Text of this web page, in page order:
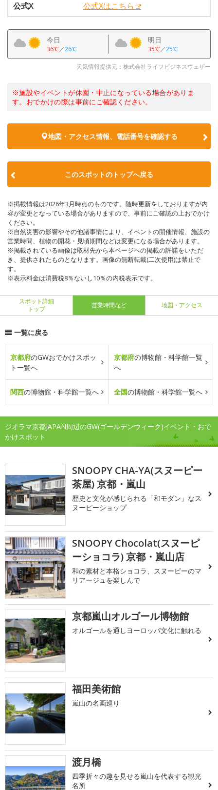
公式X
公式Xはこちら
今日
36℃／26℃
明日
35℃／25℃
天気情報提供元：株式会社ライフビジネスウェザー
※施設やイベントが休園・中止になっている場合がありま
す。おでかけの際は事前にご確認ください。
地図・アクセス情報、電話番号を確認する
このスポットのトップへ戻る
※掲載情報は2026年3月時点のものです。随時更新をしておりますが内
容が変更となっている場合がありますので、事前にご確認の上おでかけ
ください。
※自然災害の影響やその他諸事情により、イベントの開催情報、施設の
営業時間、植物の開花・見頃期間などは変更になる場合があります。
※掲載されている画像は取材先から本ページへの掲載の許諾をいただ
き、提供されたものとなります。画像の無断転載(二次使用)は禁止で
す。
※表示料金は消費税8％ないし10％の内税表示です。
スポット詳細
トップ
営業時間など 地図・アクセス
一覧に戻る
京都府のGWおでかけスポッ
ト一覧へ
京都府の博物館・科学館一覧
へ
関西の博物館・科学館一覧へ 全国の博物館・科学館一覧へ
ジオラマ京都JAPAN周辺のGW(ゴールデンウィーク)イベント・おで
かけスポット
SNOOPY CHA-YA(スヌーピー
茶屋) 京都・嵐山
歴史と文化が感じられる「和モダン」なス
ヌーピーショップ
SNOOPY Chocolat(スヌーピ
ーショコラ) 京都・嵐山店
和の素材と本格ショコラ、スヌーピーのマ
リアージュを楽しんで
京都嵐山オルゴール博物館
オルゴールを通しヨーロッパ文化に触れる
福田美術館
嵐山の名画巡り
渡月橋
四季折々の趣を見せる嵐山を代表する観光
名所